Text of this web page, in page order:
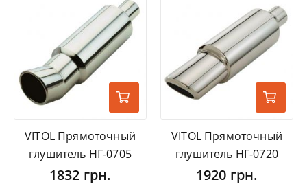
VITOL Прямоточный
глушитель НГ-0705
1832 грн.
VITOL Прямоточный
глушитель НГ-0720
1920 грн.